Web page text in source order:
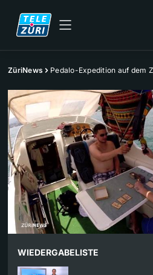
ZüriNews Pedalo-Expedition auf dem
WIEDERGABELISTE